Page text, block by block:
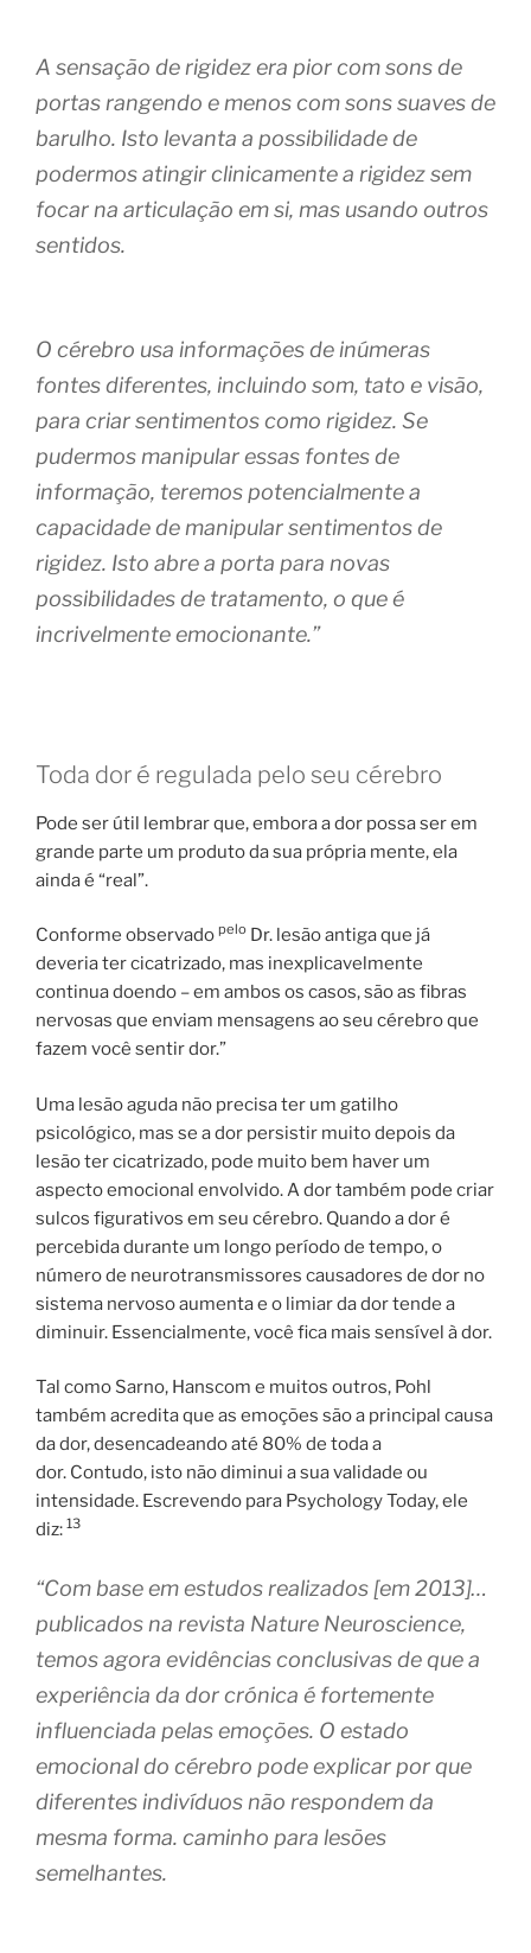
A sensação de rigidez era pior com sons de
portas rangendo e menos com sons suaves de
barulho. Isto levanta a possibilidade de
podermos atingir clinicamente a rigidez sem
focar na articulação em si, mas usando outros
sentidos.
O cérebro usa informações de inúmeras
fontes diferentes, incluindo som, tato e visão,
para criar sentimentos como rigidez. Se
pudermos manipular essas fontes de
informação, teremos potencialmente a
capacidade de manipular sentimentos de
rigidez. Isto abre a porta para novas
possibilidades de tratamento, o que é
incrivelmente emocionante.”
Toda dor é regulada pelo seu cérebro
Pode ser útil lembrar que, embora a dor possa ser em
grande parte um produto da sua própria mente, ela
ainda é “real”.
Conforme observado pelo Dr. lesão antiga que já
deveria ter cicatrizado, mas inexplicavelmente
continua doendo – em ambos os casos, são as fibras
nervosas que enviam mensagens ao seu cérebro que
fazem você sentir dor.”
Uma lesão aguda não precisa ter um gatilho
psicológico, mas se a dor persistir muito depois da
lesão ter cicatrizado, pode muito bem haver um
aspecto emocional envolvido. A dor também pode criar
sulcos figurativos em seu cérebro. Quando a dor é
percebida durante um longo período de tempo, o
número de neurotransmissores causadores de dor no
sistema nervoso aumenta e o limiar da dor tende a
diminuir. Essencialmente, você fica mais sensível à dor.
Tal como Sarno, Hanscom e muitos outros, Pohl
também acredita que as emoções são a principal causa
da dor, desencadeando até 80% de toda a
dor. Contudo, isto não diminui a sua validade ou
intensidade. Escrevendo para Psychology Today, ele
diz: 13
“Com base em estudos realizados [em 2013]…
publicados na revista Nature Neuroscience,
temos agora evidências conclusivas de que a
experiência da dor crónica é fortemente
influenciada pelas emoções. O estado
emocional do cérebro pode explicar por que
diferentes indivíduos não respondem da
mesma forma. caminho para lesões
semelhantes.